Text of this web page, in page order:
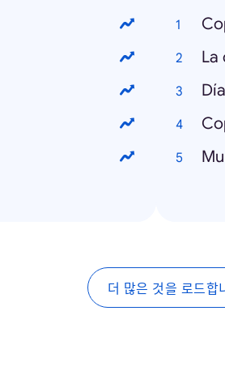
La
더 많은 것을 로드합